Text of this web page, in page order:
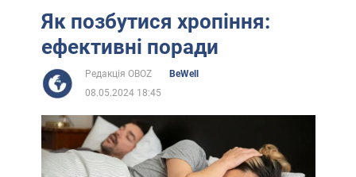
Як позбутися хропіння:
ефективні поради
Редакція OBOZ
BeWell
08.05.2024 18:45